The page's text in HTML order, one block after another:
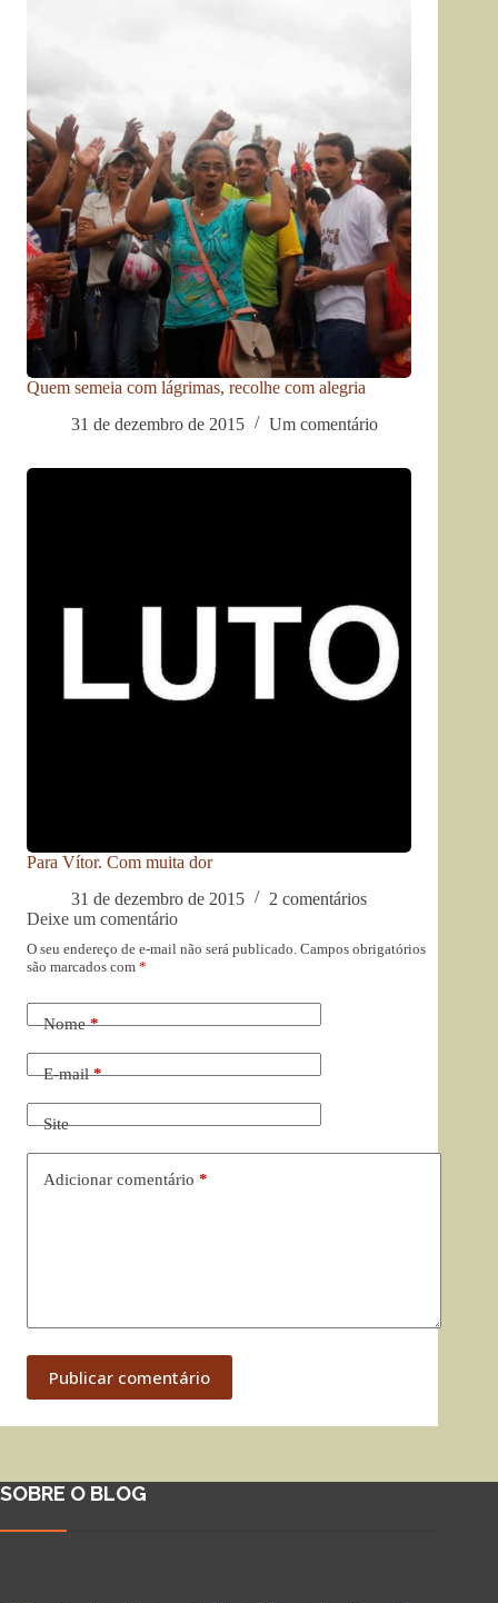
Quem semeia com lágrimas, recolhe com alegria
31 de dezembro de 2015
Um comentário
Para Vítor. Com muita dor
31 de dezembro de 2015
2 comentários
Deixe um comentário
O seu endereço de e-mail não será publicado. Campos obrigatórios
são marcados com *
Nome*
E-mail*
Site
Adicionar comentário *
Publicar comentário
SOBRE O BLOG